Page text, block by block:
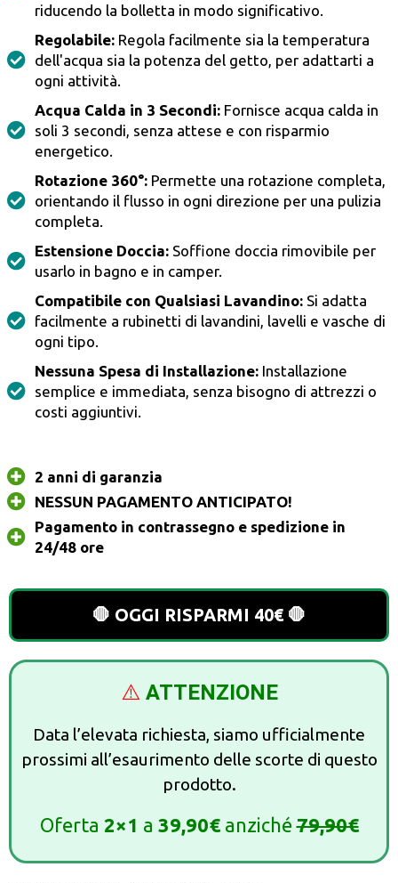
riducendo la bolletta in modo significativo.
Regolabile: Regola facilmente sia la temperatura
dell'acqua sia la potenza del getto, per adattarti a
ogni attività.
Acqua Calda in 3 Secondi: Fornisce acqua calda in
soli 3 secondi, senza attese e con risparmio
energetico.
Rotazione 360°: Permette una rotazione completa,
orientando il flusso in ogni direzione per una pulizia
completa.
Estensione Doccia: Soffione doccia rimovibile per
usarlo in bagno e in camper.
Compatibile con Qualsiasi Lavandino: Si adatta
facilmente a rubinetti di lavandini, lavelli e vasche di
ogni tipo.
Nessuna Spesa di Installazione: Installazione
semplice e immediata, senza bisogno di attrezzi o
costi aggiuntivi.
2 anni di garanzia
NESSUN PAGAMENTO ANTICIPATO!
Pagamento in contrassegno e spedizione in
24/48 ore
🛑 OGGI RISPARMI 40€ 🛑
⚠️ ATTENZIONE
Data l’elevata richiesta, siamo ufficialmente
prossimi all’esaurimento delle scorte di questo
prodotto.
Oferta 2×1 a 39,90€ anziché79,90€